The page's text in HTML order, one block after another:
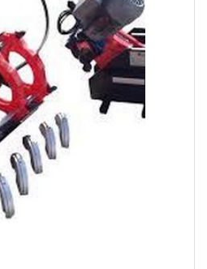
uma empresa de qualidade
para realizar a locação.A
no aluguel de
a melhor experiência para
termofusão. Além disso,
revisados periodicamente,
resultados possíveis para
contar com a DPS é
clientes de todo o Brasil.
de primeira linha, a
personalizado,
serviços e equipamentos que
e necessidades de cada